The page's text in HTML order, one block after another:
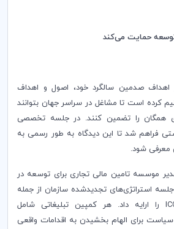
توسعه حمایت می‌کند
صدمین سالگرد خود، اصول و اهداف
کرده است تا مشاغل در سراسر جهان بتوانند
همگان را تضمین کنند. در جلسه تخصصی
فراهم شد تا این دیدگاه به طور رسمی به
معرفی شود.
موسسه تامین مالی تجاری برای توسعه در
استراتژی‌های تجدید‌شده سازمان از جمله
را ارایه داد. هر کمپین تبلیغاتی شامل
سیاست برای الهام بخشیدن به اقدامات واقعی